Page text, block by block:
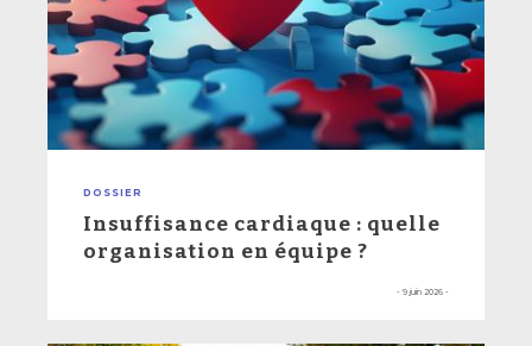
DOSSIER
Insuffisance cardiaque : quelle
organisation en équipe ?
- 9 juin 2026 -